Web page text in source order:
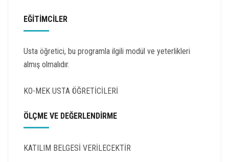
EĞİTİMCİLER
Usta öğretici, bu programla ilgili modül ve yeterlikleri
almış olmalıdır.
KO-MEK USTA ÖĞRETİCİLERİ
ÖLÇME VE DEĞERLENDİRME
KATILIM BELGESİ VERİLECEKTİR